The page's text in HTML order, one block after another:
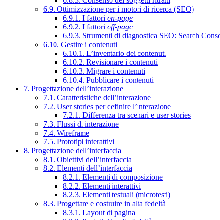
6.9. Ottimizzazione per i motori di ricerca (SEO)
6.9.1. I fattori on-page
6.9.2. I fattori off-page
6.9.3. Strumenti di diagnostica SEO: Search
6.10. Gestire i contenuti
6.10.1. L’inventario dei contenuti
6.10.2. Revisionare i contenuti
6.10.3. Migrare i contenuti
6.10.4. Pubblicare i contenuti
7. Progettazione dell’interazione
7.1. Caratteristiche dell’interazione
7.2. User stories per definire l’interazione
7.2.1. Differenza tra scenari e user stories
7.3. Flussi di interazione
7.4. Wireframe
7.5. Prototipi interattivi
8. Progettazione dell’interfaccia
8.1. Obiettivi dell’interfaccia
8.2. Elementi dell’interfaccia
8.2.1. Elementi di composizione
8.2.2. Elementi interattivi
8.2.3. Elementi testuali (microtesti)
8.3. Progettare e costruire in alta fedeltà
8.3.1. Layout di pagina